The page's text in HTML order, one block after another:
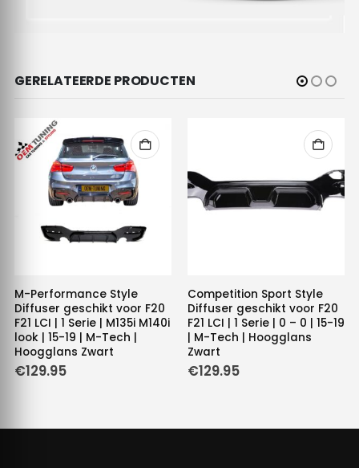
GERELATEERDE PRODUCTEN
M-Performance Style
Diffuser geschikt voor F20
F21 LCI | 1 Serie | M135i M140i
look | 15-19 | M-Tech |
Hoogglans Zwart
€129.95
Competition Sport Style
Diffuser geschikt voor F20
F21 LCI | 1 Serie | 0 – 0 | 15-19
| M-Tech | Hoogglans
Zwart
€129.95